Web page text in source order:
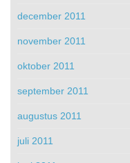
december 2011
november 2011
oktober 2011
september 2011
augustus 2011
juli 2011